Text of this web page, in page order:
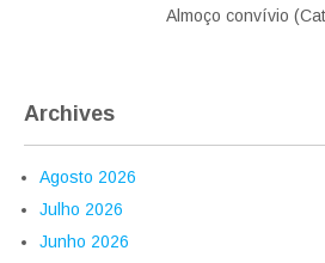
Almoço convívio
Archives
Agosto 2026
Julho 2026
Junho 2026